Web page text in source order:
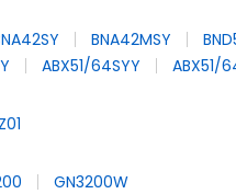
BNA42MSY
ABX51/64SYY
ABX51/
GN3200W